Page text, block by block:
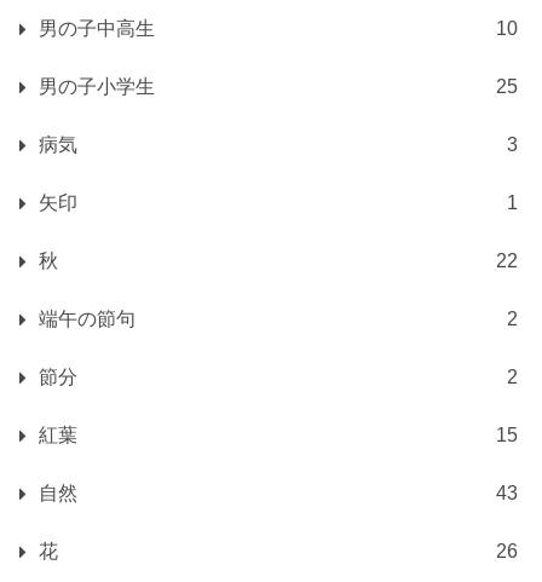
男の子中高生 10
男の子小学生 25
病気 3
矢印 1
秋 22
端午の節句 2
節分 2
紅葉 15
自然 43
花 26